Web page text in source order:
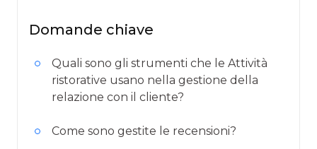
Domande chiave
Quali sono gli strumenti che le Attività
ristorative usano nella gestione della
relazione con il cliente?
Come sono gestite le recensioni?